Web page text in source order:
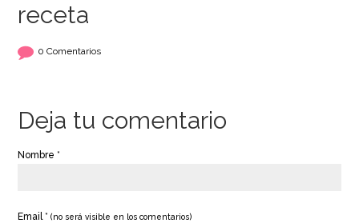
receta
0 Comentarios
Deja tu comentario
Nombre *
Email *(no será visible en los comentarios)